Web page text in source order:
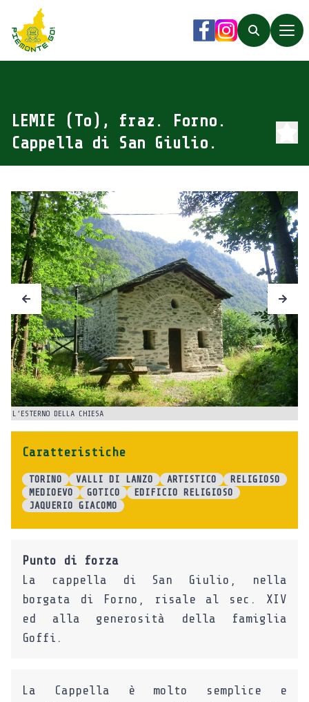
Piemonte Go!
Facebook
Instagram
Search
LEMIE (To), fraz. Forno.
Cappella di San Giulio.
L’ESTERNO DELLA CHIESA
Caratteristiche
TORINO VALLI DI LANZO ARTISTICO
RELIGIOSO
MEDIOEVO
GOTICO
EDIFICIO RELIGIOSO
JAQUERIO GIACOMO
Punto di forza
La cappella di San Giulio, nella
borgata di Forno, risale al sec. XIV
ed alla generosità della famiglia
Goffi.
La Cappella è molto semplice e